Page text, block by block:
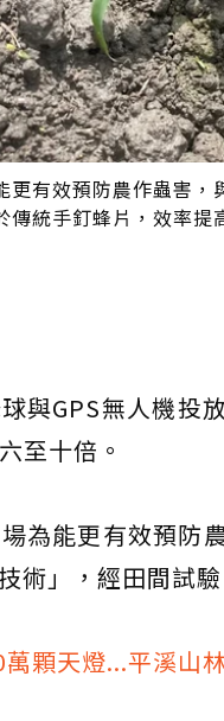
更有效預防農作蟲害
傳統手釘蜂片，效率
與GPS無人機投
至十倍。
為能更有效預防
術」，經田間試
顆天燈...平溪山